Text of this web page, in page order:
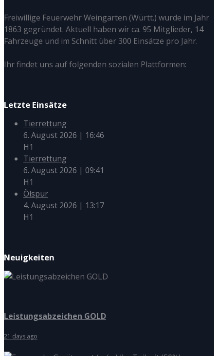
Freiwillige Feuerwehr Weingarten (Württ.) wurde im Jahr
1863 gegründet. Aktuell haben wir ca. 95 Mitglieder, 14
Fahrzeuge und im Schnitt über 300 Einsätze pro Jahr.
Ihr findet uns auf folgenden sozialen Plattformen:
Letzte Einsätze
Tierrettung
6. August 2026 | 16:46
H1
Tierrettung
6. August 2026 | 09:41
H1
Ölspur
4. August 2026 | 13:17
H1
Neuigkeiten
Leistungsabzeichen GOLD
21 days ago